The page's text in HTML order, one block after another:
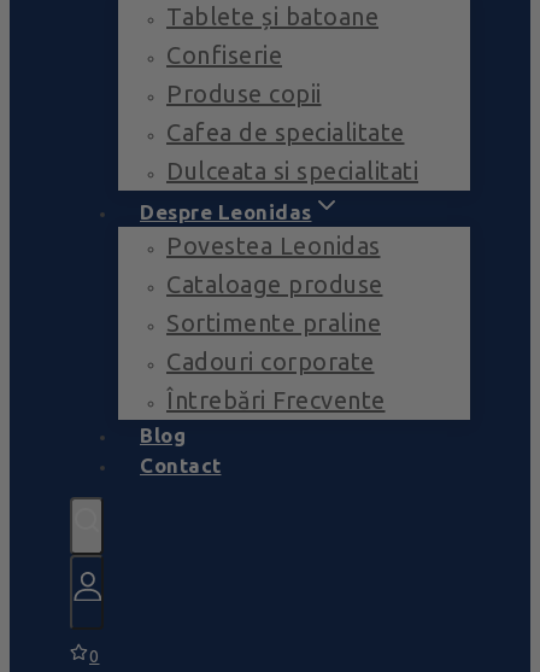
Tablete și batoane
Confiserie
Produse copii
Cafea de specialitate
Dulceata si specialitati
Despre Leonidas
Povestea Leonidas
Cataloage produse
Sortimente praline
Cadouri corporate
Întrebări Frecvente
Blog
Contact
0